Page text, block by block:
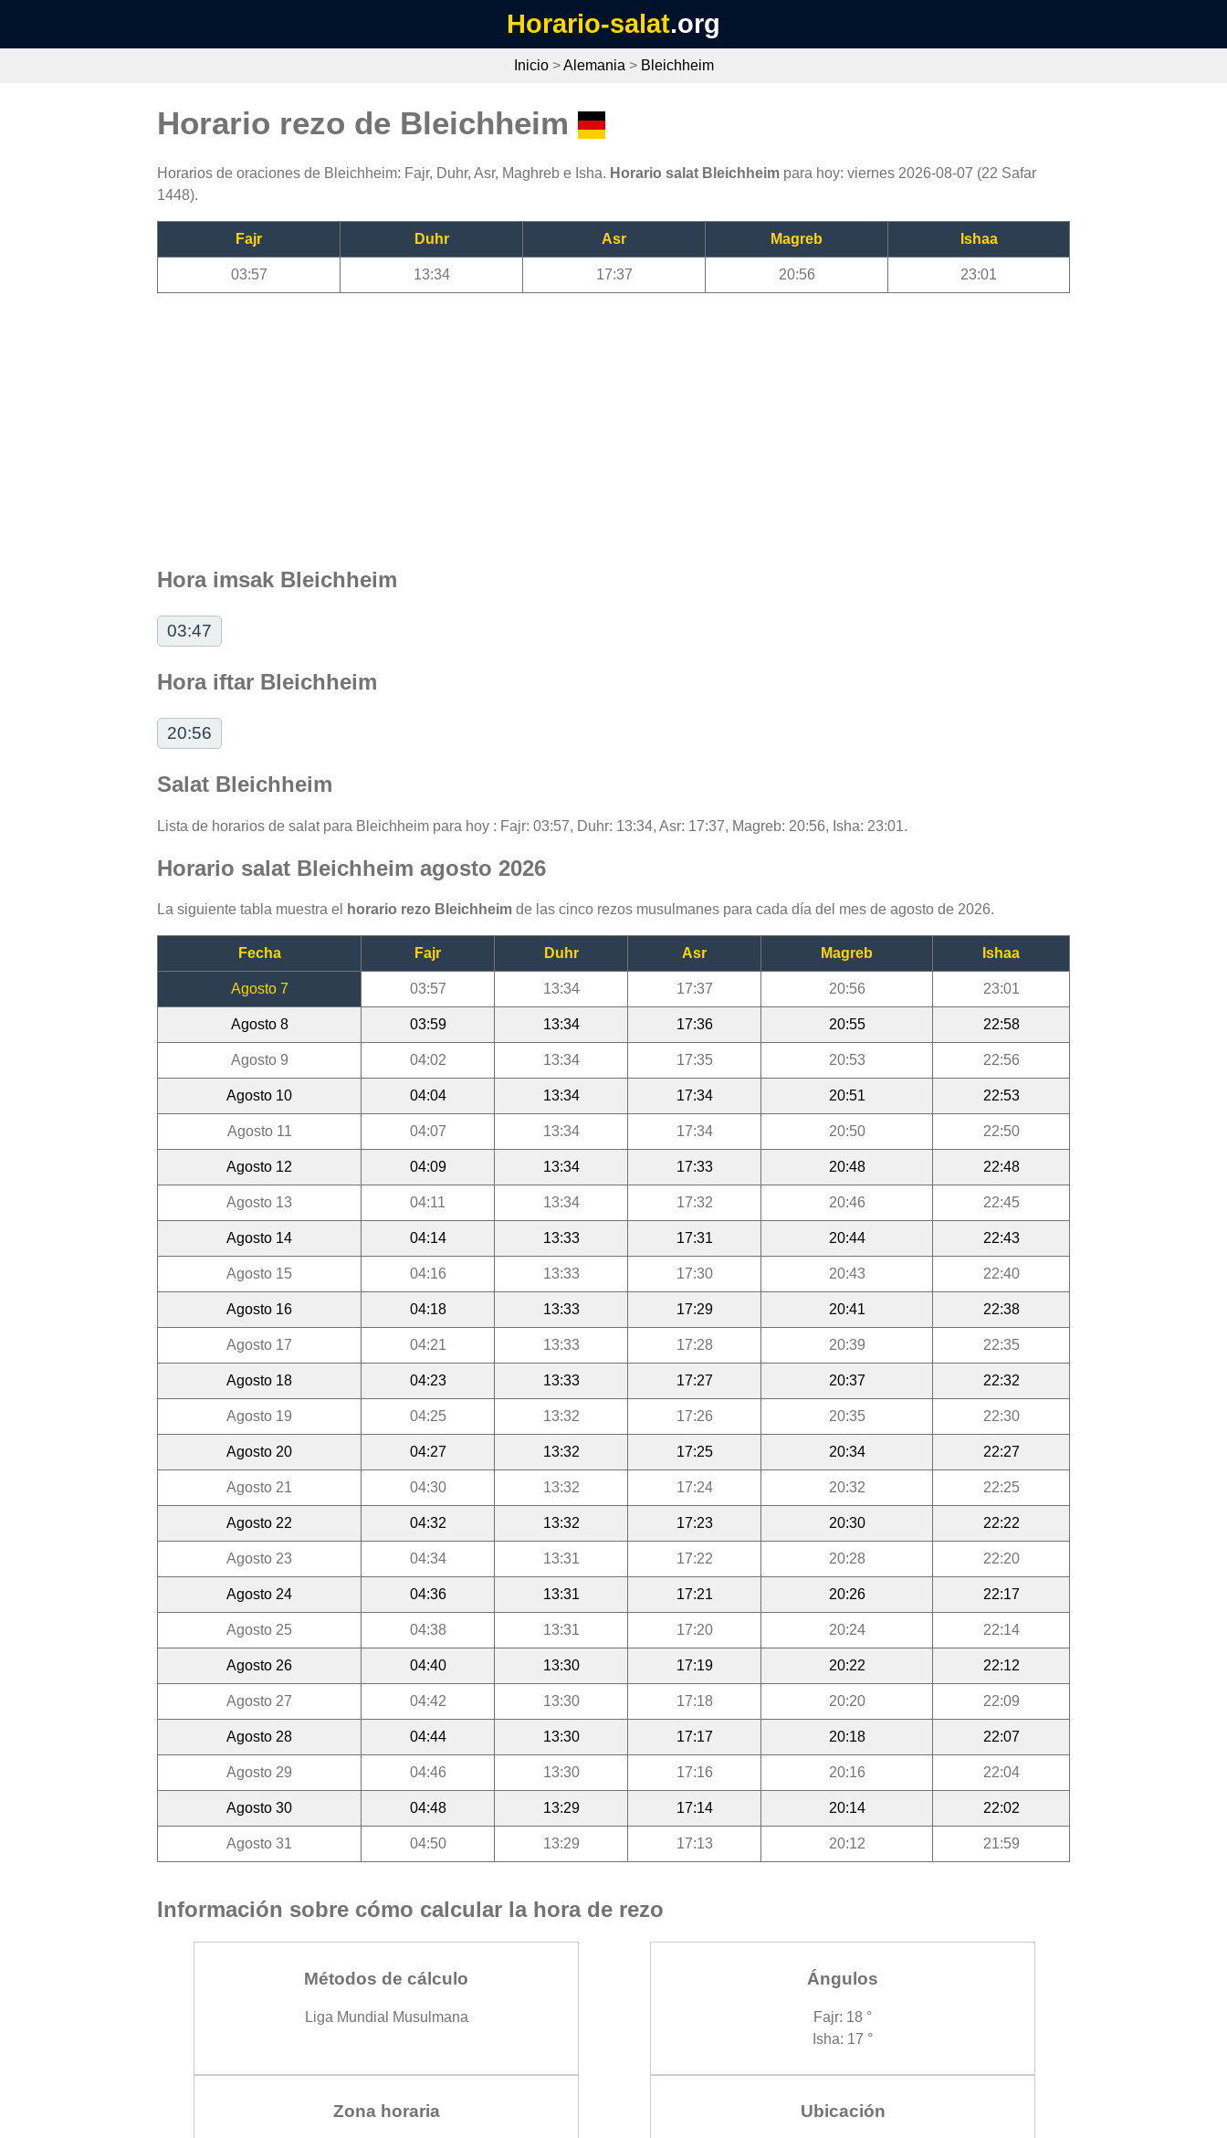
Horario-salat.org
Inicio>Alemania > Bleichheim
Horario rezo de Bleichheim
Horarios de oraciones de Bleichheim: Fajr, Duhr, Asr, Maghreb e Isha. Horario salat Bleichheim para hoy: viernes 2026-08-07 (22 Safar
1448).
Fajr Duhr Asr Magreb Ishaa
03:57 13:34 17:37 20:56 23:01
Hora imsak Bleichheim
03:47
Hora iftar Bleichheim
20:56
Salat Bleichheim
Lista de horarios de salat para Bleichheim para hoy : Fajr: 03:57, Duhr: 13:34, Asr: 17:37, Magreb: 20:56, Isha: 23:01.
Horario salat Bleichheim agosto 2026
La siguiente tabla muestra el horario rezo Bleichheim de las cinco rezos musulmanes para cada día del mes de agosto de 2026.
Fecha Fajr Duhr Asr Magreb Ishaa
Agosto 7 03:57 13:34 17:37 20:56 23:01
Agosto 8 03:59 13:34 17:36 20:55 22:58
Agosto 9 04:02 13:34 17:35 20:53 22:56
Agosto 10 04:04 13:34 17:34 20:51 22:53
Agosto 11 04:07 13:34 17:34 20:50 22:50
Agosto 12 04:09 13:34 17:33 20:48 22:48
Agosto 13 04:11 13:34 17:32 20:46 22:45
Agosto 14 04:14 13:33 17:31 20:44 22:43
Agosto 15 04:16 13:33 17:30 20:43 22:40
Agosto 16 04:18 13:33 17:29 20:41 22:38
Agosto 17 04:21 13:33 17:28 20:39 22:35
Agosto 18 04:23 13:33 17:27 20:37 22:32
Agosto 19 04:25 13:32 17:26 20:35 22:30
Agosto 20 04:27 13:32 17:25 20:34 22:27
Agosto 21 04:30 13:32 17:24 20:32 22:25
Agosto 22 04:32 13:32 17:23 20:30 22:22
Agosto 23 04:34 13:31 17:22 20:28 22:20
Agosto 24 04:36 13:31 17:21 20:26 22:17
Agosto 25 04:38 13:31 17:20 20:24 22:14
Agosto 26 04:40 13:30 17:19 20:22 22:12
Agosto 27 04:42 13:30 17:18 20:20 22:09
Agosto 28 04:44 13:30 17:17 20:18 22:07
Agosto 29 04:46 13:30 17:16 20:16 22:04
Agosto 30 04:48 13:29 17:14 20:14 22:02
Agosto 31 04:50 13:29 17:13 20:12 21:59
Información sobre cómo calcular la hora de rezo
Métodos de cálculo
Liga Mundial Musulmana
Ángulos
Fajr: 18 °
Isha: 17 °
Zona horaria Ubicación